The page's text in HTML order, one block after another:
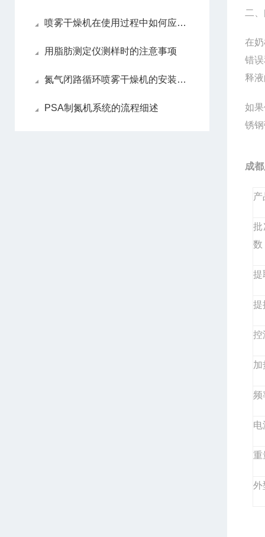
喷雾干燥机在使用过程中如何应对粘壁问题
用脂肪测定仪测样时的注意事项
氮气闭路循环喷雾干燥机的安装说明
PSA制氮机系统的流程细述
二
在
错
释
如
锈
成
产
批
数
提
提
控
加
频
电
重
外